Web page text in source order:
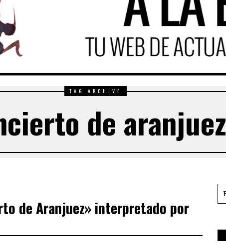
TAG ARCHIVE
de aranjuez
de Aranjuez» interpretado por